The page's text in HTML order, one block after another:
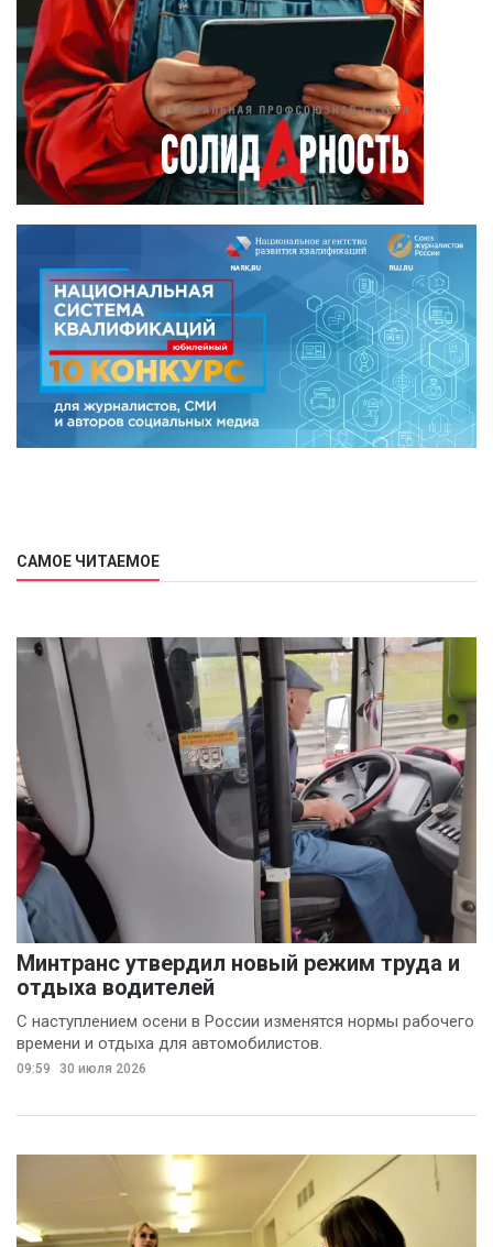
САМОЕ ЧИТАЕМОЕ
Минтранс утвердил новый режим труда и
отдыха водителей
С наступлением осени в России изменятся нормы рабочего
времени и отдыха для автомобилистов.
09:59 30 июля 2026